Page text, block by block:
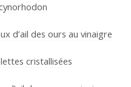
d’ail des ours au vinaigre
cristallisées